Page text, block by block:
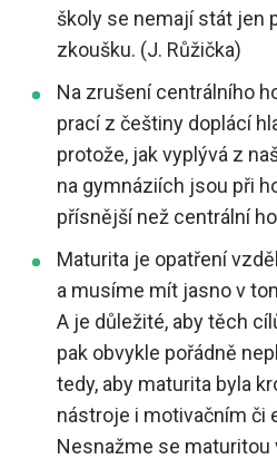
školy se nemají stát jen
zkoušku. (J. Růžička)
Na zrušení centrálního
prací z češtiny doplácí
protože, jak vyplývá z
na gymnáziích jsou při
přísnější než centrální
Maturita je opatření
a musíme mít jasno v
A je důležité, aby těch
pak obvykle pořádně
tedy, aby maturita byla
nástroje i motivačním či
Nesnažme se maturitou